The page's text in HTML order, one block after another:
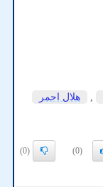
, هلال احمر
(0)
(0)